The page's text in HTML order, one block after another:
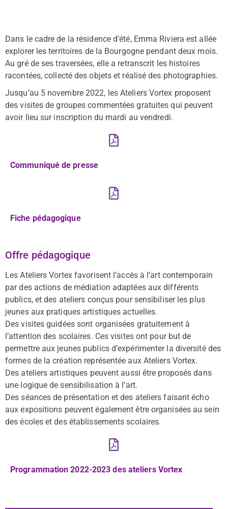
Dans le cadre de la résidence d’été, Emma Riviera est allée
explorer les territoires de la Bourgogne pendant deux mois.
Augré de ses traversées, elle a retranscrit les histoires
racontées,collecté des objets et réalisé des photographies.
Jusqu’au 5 novembre 2022, les Ateliers Vortex proposent
des visites de groupes commentées gratuites qui peuvent
avoir lieu sur inscription du mardi au vendredi.
Communiqué de presse
Fiche pédagogique
Offre pédagogique
Les Ateliers Vortex favorisent l’accès à l’art contemporain
par des actions de médiation adaptées aux différents
publics, et des ateliers conçus pour sensibiliser les plus
jeunes aux pratiques artistiques actuelles.
Des visites guidées sont organisées gratuitement à
l’attention des scolaires. Ces visites ont pour but de
permettre aux jeunes publics d’expérimenter la diversité des
formes de la création représentée aux Ateliers Vortex.
Des ateliers artistiques peuvent aussi être proposés dans
une logique de sensibilisation à l’art.
Des séances de présentation et des ateliers faisant écho
aux expositions peuvent également être organisées au sein
des écoles et des établissements scolaires.
Programmation 2022-2023 des ateliers Vortex